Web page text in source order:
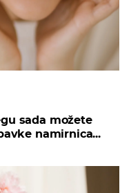
sada možete
namirnica...